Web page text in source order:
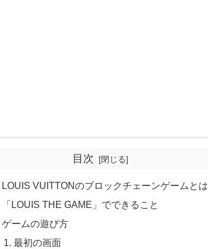
目次
LOUIS VUITTONのブロックチェーンゲームとは
「LOUIS THE GAME」でできること
ゲームの遊び方
最初の画面